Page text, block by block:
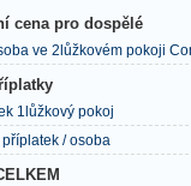
cena pro dospělé
ve 2lůžkovém pokoji
1lůžkový pokoj
příplatek / osoba